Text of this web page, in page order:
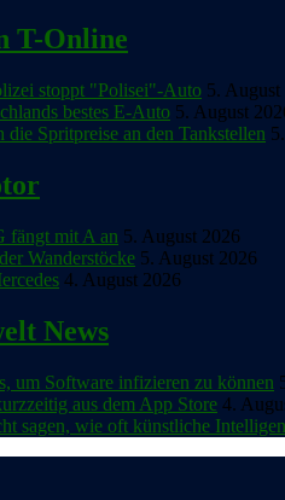
T-Online
stoppt "Polisei"-Auto 5. August
bestes E-Auto 5. August
Spritpreise an den Tankstellen
mit A an 5. August 2026
Wanderstöcke 5. August 2026
4. August 2026
News
um Software infizieren zu können
aus dem App Store 4.
sagen, wie oft künstliche